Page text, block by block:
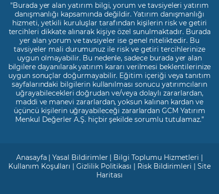
"Burada yer alan yatırım bilgi, yorum ve tavsiyeleri yatırım
danışmanlığı kapsamında değildir. Yatırım danışmanlığı
hizmeti, yetkili kuruluşlar tarafından kişilerin risk ve getiri
tercihleri dikkate alınarak kişiye özel sunulmaktadır. Burada
yer alan yorum ve tavsiyeler ise genel niteliktedir. Bu
tavsiyeler mali durumunuz ile risk ve getiri tercihlerinize
uygun olmayabilir. Bu nedenle, sadece burada yer alan
bilgilere dayanılarak yatırım kararı verilmesi beklentilerinize
uygun sonuçlar doğurmayabilir. Eğitim içeriği veya tanıtım
sayfalarındaki bilgilerin kullanılması sonucu yatırımcıların
uğrayabilecekleri doğrudan ve/veya dolaylı zararlardan,
maddi ve manevi zararlardan, yoksun kalınan kardan ve
üçüncü kişilerin uğrayabileceği zararlardan GCM Yatırım
Menkul Değerler A.Ş. hiçbir şekilde sorumlu tutulamaz.”
Anasayfa |Yasal Bildirimler | Bilgi Toplumu Hizmetleri |
Kullanım Koşulları |Gizlilik Politikası | Risk Bildirimleri |Site
Haritası